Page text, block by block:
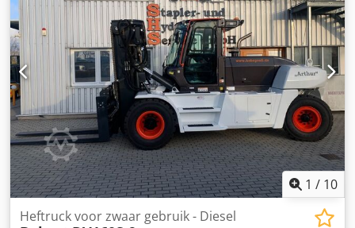
totaalgewicht: 4.053 kg
, 5215420 Serienummer: FDA2A-
5052-00236 Dodpfszr Db Hsx Ahgjck
1 / 10
Heftruck voor zwaar gebruik - Diesel